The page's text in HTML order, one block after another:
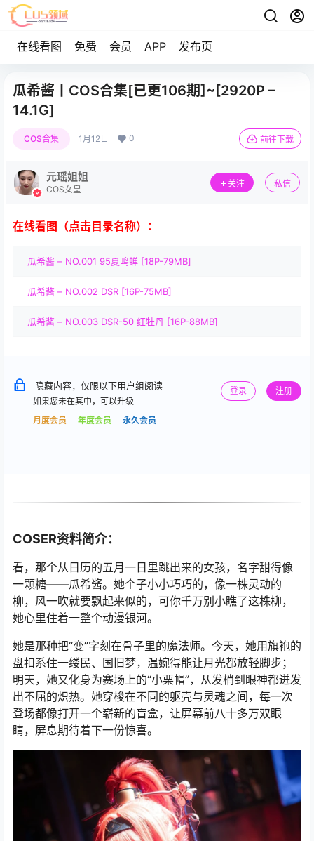
在线看图 免费 会员 APP 发布页
瓜希酱丨COS合集[已更106期]~[2920P –
14.1G]
COS合集 1月12日 0 前往下载
元瑶姐姐
COS女皇
关注 私信
在线看图（点击目录名称）：
瓜希酱 – NO.001 95夏鸣蝉 [18P-79MB]
瓜希酱 – NO.002 DSR [16P-75MB]
瓜希酱 – NO.003 DSR-50 红牡丹 [16P-88MB]
隐藏内容，仅限以下用户组阅读
如果您未在其中，可以升级
月度会员
年度会员 永久会员
登录 注册
COSER资料简介：
看，那个从日历的五月一日里跳出来的女孩，名字甜得像
一颗糖——瓜希酱。她个子小小巧巧的，像一株灵动的
柳，风一吹就要飘起来似的，可你千万别小瞧了这株柳，
她心里住着一整个动漫银河。
她是那种把“变”字刻在骨子里的魔法师。今天，她用旗袍的
盘扣系住一缕民、国旧梦，温婉得能让月光都放轻脚步；
明天，她又化身为赛场上的“小栗帽”，从发梢到眼神都迸发
出不屈的炽热。她穿梭在不同的躯壳与灵魂之间，每一次
登场都像打开一个崭新的盲盒，让屏幕前八十多万双眼
睛，屏息期待着下一份惊喜。